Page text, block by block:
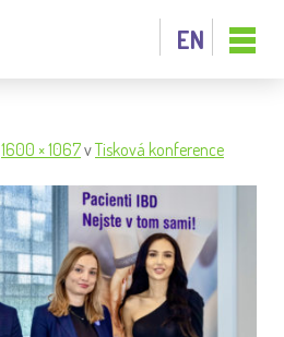
EN
1600 × 1067vTisková konference